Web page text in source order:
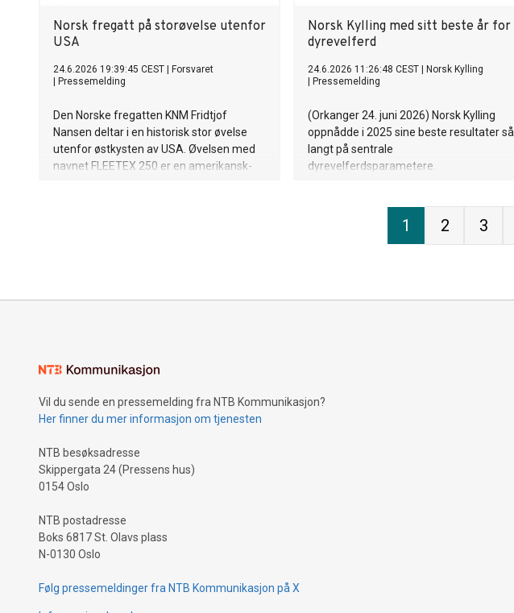
Norsk fregatt på storøvelse utenfor
USA
24.6.2026 19:39:45 CEST
Forsvaret
Pressemelding
Den Norske fregatten KNM Fridtjof
Nansen deltar i en historisk stor øvelse
utenfor østkysten av USA. Øvelsen med
navnet FLEETEX 250 er en amerikansk-
Norsk Kylling med sitt beste år for
dyrevelferd
24.6.2026 11:26:48 CEST
Norsk Kylling
Pressemelding
(Orkanger 24. juni 2026) Norsk Kylling
oppnådde i 2025 sine beste resultater så
langt på sentrale
dyrevelferdsparametere.
1 2 3
Vil du sende en pressemelding fra NTB Kommunikasjon?
Her finner du mer informasjon om tjenesten
NTB besøksadresse
Skippergata 24 (Pressens hus)
0154 Oslo
NTB postadresse
Boks 6817 St. Olavs plass
N-0130 Oslo
Følg pressemeldinger fra NTB Kommunikasjon på X